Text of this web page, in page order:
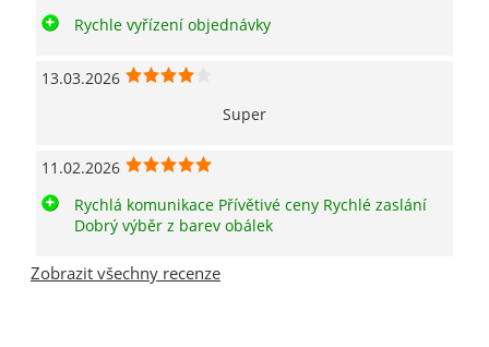
Rychle vyřízení objednávky
13.03.2026
Super
11.02.2026
Rychlá komunikace Přívětivé ceny Rychlé zaslání
Dobrý výběr z barev obálek
Zobrazit všechny recenze